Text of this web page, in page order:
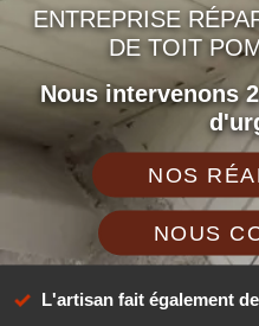
ENTREPRISE
DE TOIT
Nous intervenons
NOS
NOUS
L'artisan fait également